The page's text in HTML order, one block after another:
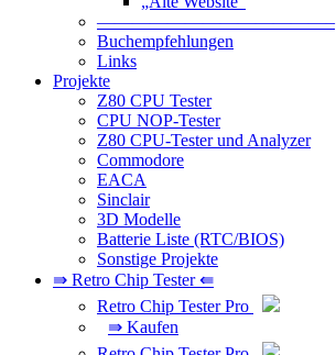
—————————————–
Buchempfehlungen
Links
Projekte
Z80 CPU Tester
CPU NOP-Tester
Z80 CPU-Tester und Analyzer
Commodore
EACA
Sinclair
3D Modelle
Batterie Liste (RTC/BIOS)
Sonstige Projekte
⇛ Retro Chip Tester ⇚
Retro Chip Tester Pro
⇛ Kaufen